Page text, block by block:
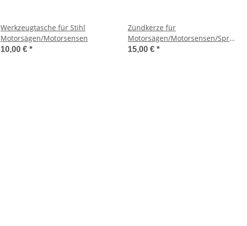
Werkzeugtasche für Stihl
Motorsägen/Motorsensen
10,00 € *
Zündkerze für
Motorsägen/Motorsensen/
und Heckenscheren
15,00 € *